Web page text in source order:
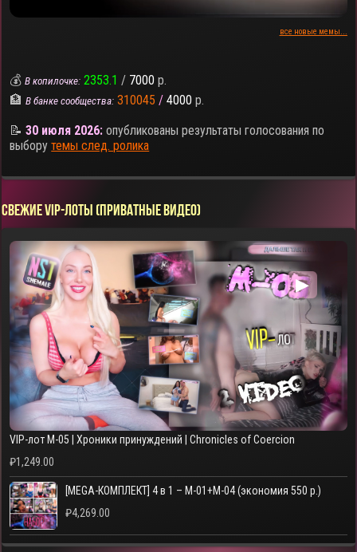
все новые мемы...
💰В копилочке: 2353.1 / 7000 р.
🏦В банке сообщества: 310045 / 4000 р.
📝30 июля 2026: опубликованы результаты голосования по
выборутемы след. ролика
СВЕЖИЕ VIP-ЛОТЫ (ПРИВАТНЫЕ ВИДЕО)
▶
VIP-лот M-05 | Хроники принуждений | Chronicles of Coercion
₽1,249.00
[MEGA-КОМПЛЕКТ] 4 в 1 – M-01+M-04 (экономия 550 р.)
₽4,269.00